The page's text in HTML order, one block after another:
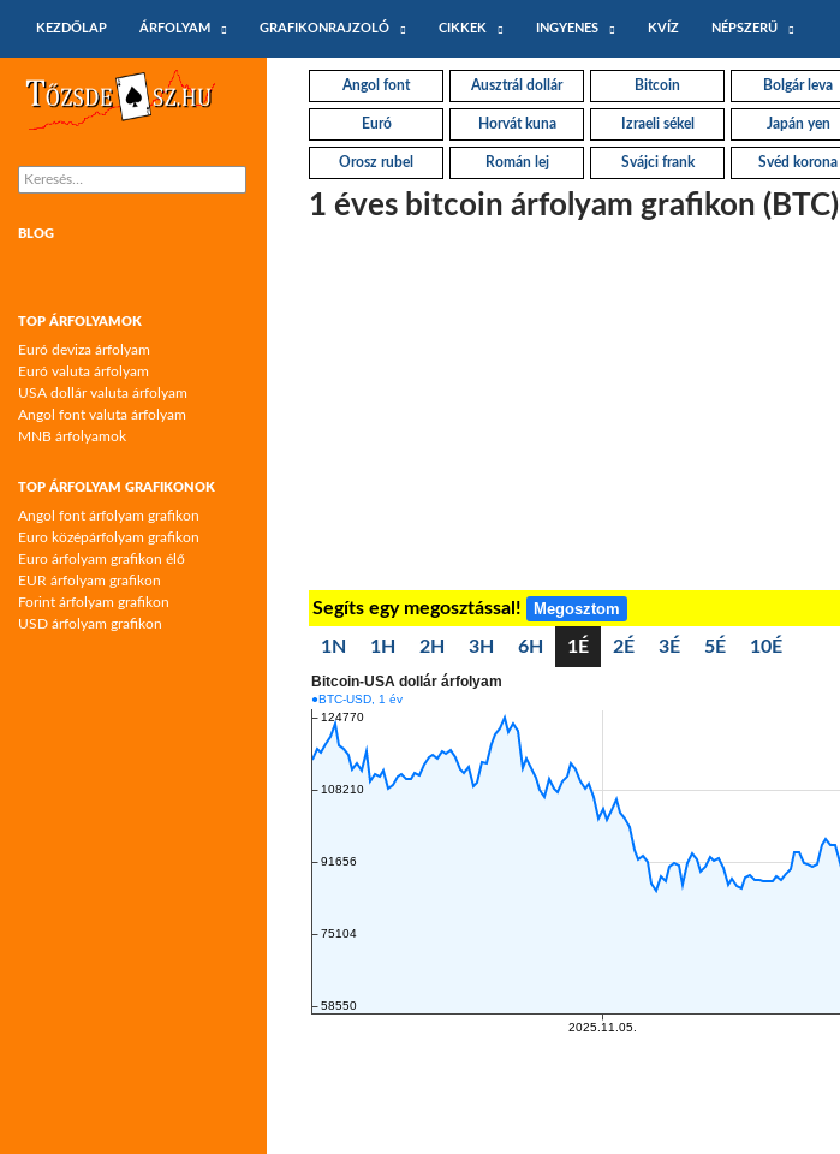
KEZDŐLAP
ÁRFOLYAM GRAFIKONRAJZOLÓ CIKKEK INGYENES KVÍZ NÉPSZERŰ
1 éves bitcoin árfolyam grafikon (BTC)
Segíts egy megosztással! Megosztom
1N 1H 2H 3H 6H 1É 2É 3É 5É 10É
Angol font Ausztrál dollár Bitcoin Bolgár leva
Euró Horvát kuna Izraeli sékel Japán yen
Orosz rubel Román lej Svájci frank Svéd korona
Tőzsdeász.hu – árfolyamok és árfolyam
grafikonok
Keresés:
BLOG
TOP ÁRFOLYAMOK
Euró deviza árfolyam
Euró valuta árfolyam
USA dollár valuta árfolyam
Angol font valuta árfolyam
MNB árfolyamok
TOP ÁRFOLYAM GRAFIKONOK
Angol font árfolyam grafikon
Euro középárfolyam grafikon
Euro árfolyam grafikon élő
EUR árfolyam grafikon
Forint árfolyam grafikon
USD árfolyam grafikon